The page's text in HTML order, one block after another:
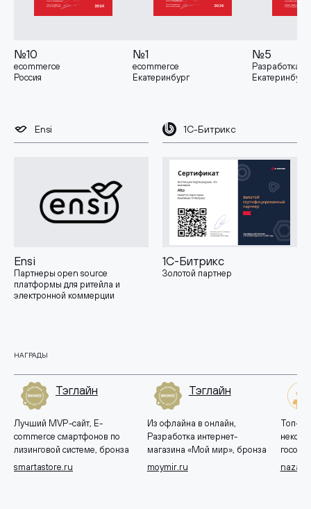
№10
ecommerce
Россия
№1
ecommerce
Екатеринбург
№5
Разработка
Екатеринбург
Ensi
Ensi
Партнеры open source
платформы для ритейла и
электронной коммерции
1С-Битрикс
1С-Битрикс
Золотой партнер
НАГРАДЫ
Тэглайн
Лучший MVP-сайт, E-
commerce смартфонов по
лизинговой системе, бронза
smartastore.ru
Тэглайн
Из офлайна в онлайн,
Разработка интернет-
магазина «Мой мир», бронза
moymir.ru
Топ-10